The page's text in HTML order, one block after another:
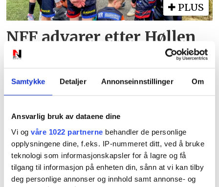
Samtykke Detaljer Annonseinnstillinger Om
Ansvarlig bruk av dataene dine
Vi og våre 1022 partnerne behandler de personlige
opplysningene dine, f.eks. IP-nummeret ditt, ved å bruke
teknologi som informasjonskapsler for å lagre og få
tilgang til informasjon på enheten din, sånn at vi kan tilby
deg personlige annonser og innhold samt annonse- og
PLUS
NFF advarer etter Høllen
FK-boikotten: Kan miste
plassen i serien
PLUS